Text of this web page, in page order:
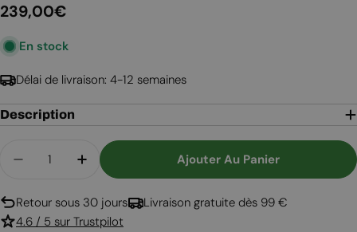
Prix
régulier
239,00€
En stock
Délai de livraison: 4-12 semaines
Description
Diminuer La Quantité Pour Cheminée Intégrée -
Augmenter La Quantité Pour
Ajouter Au Panier
Retour sous 30 jours
Livraison gratuite dès 99 €
4.6 / 5 sur Trustpilot